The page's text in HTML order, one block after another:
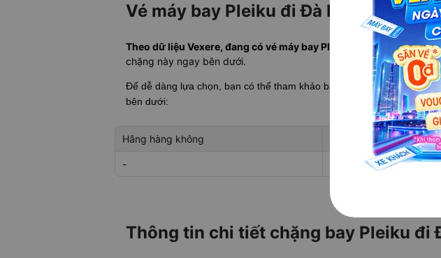
Vé máy bay Pleiku đi Đà Nẵng hãng
Theo dữ liệu Vexere, đang có vé máy bay Pleiku Đà Nẵng rẻ nhất
chặng này ngay bên dưới.
Để dễ dàng lựa chọn, bạn có thể tham khảo bảng so sánh giá vé
bên dưới:
Hãng hàng không Giá rẻ nhất
-
Thông tin chi tiết chặng bay Pleiku đi